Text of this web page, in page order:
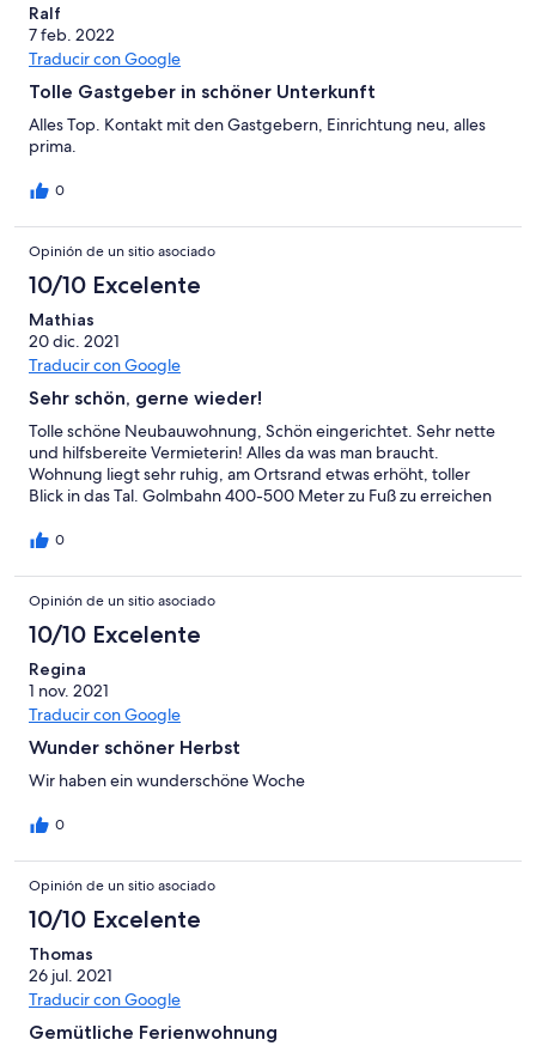
Ralf
7 feb. 2022
Traducir con Google
Tolle Gastgeber in schöner Unterkunft
Alles Top. Kontakt mit den Gastgebern, Einrichtung neu, alles
prima.
0
Opinión de un sitio asociado
10/10 Excelente
Mathias
20 dic. 2021
Traducir con Google
Sehr schön, gerne wieder!
Tolle schöne Neubauwohnung, Schön eingerichtet. Sehr nette
und hilfsbereite Vermieterin! Alles da was man braucht.
Wohnung liegt sehr ruhig, am Ortsrand etwas erhöht, toller
Blick in das Tal. Golmbahn 400-500 Meter zu Fuß zu erreichen
0
Opinión de un sitio asociado
10/10 Excelente
Regina
1 nov. 2021
Traducir con Google
Wunder schöner Herbst
Wir haben ein wunderschöne Woche
0
Opinión de un sitio asociado
10/10 Excelente
Thomas
26 jul. 2021
Traducir con Google
Gemütliche Ferienwohnung